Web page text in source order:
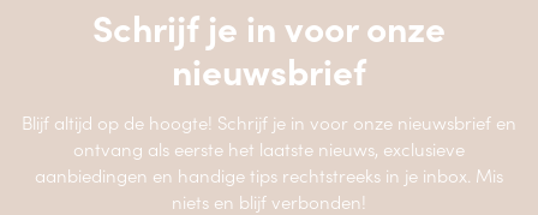
Schrijf je in voor onze
nieuwsbrief
Blijf altijd op de hoogte! Schrijf je in voor onze nieuwsbrief en
ontvang als eerste het laatste nieuws, exclusieve
aanbiedingen en handige tips rechtstreeks in je inbox. Mis
niets en blijf verbonden!